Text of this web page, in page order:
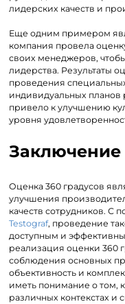
лидерских качеств и
Еще одним примером
компания провела
своих менеджеров,
лидерства. Результаты
проведения
индивидуальных планов
привело к улучшению
уровня
Заключение
Оценка 360 градусов
улучшения
качеств сотрудников. С
Testograf, проведение
доступным и
реализация оценки 360
соблюдения основных
объективность и
иметь понимание о том,
различных контекстах и